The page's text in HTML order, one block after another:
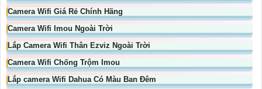
Camera Wifi Giá Rẻ Chính Hãng
Camera Wifi Imou Ngoài Trời
Lắp Camera Wifi Thân Ezviz Ngoài Trời
Camera Wifi Chống Trộm Imou
Lắp camera Wifi Dahua Có Màu Ban Đêm